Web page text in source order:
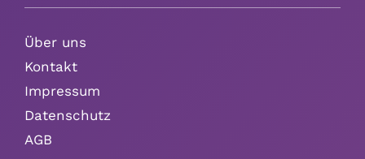
Über uns
Kontakt
Impressum
Datenschutz
AGB